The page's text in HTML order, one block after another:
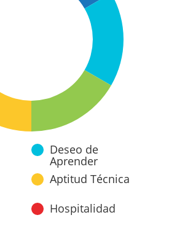
Deseo de
Aprender
Aptitud Técnica
Hospitalidad